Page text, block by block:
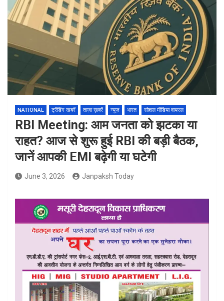
NATIONAL ट्रेंडिंग खबरें ताज़ा ख़बरें न्यूज़ भारत सोशल मीडिया वायरल
RBI Meeting: आम जनता को झटका या
राहत? आज से शुरू हुई RBI की बड़ी बैठक,
जानें आपकी EMI बढ़ेगी या घटेगी
June 3, 2026 Janpaksh Today